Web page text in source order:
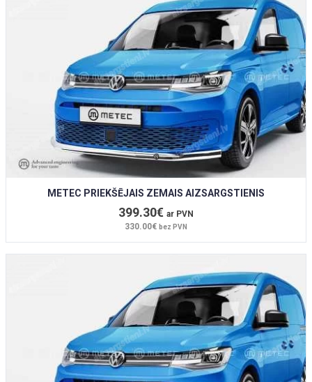
METEC PRIEKŠĒJAIS ZEMAIS AIZSARGSTIENIS
399.30€ ar PVN
330.00€ bez PVN